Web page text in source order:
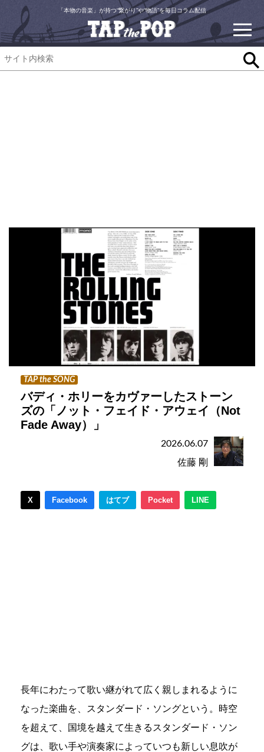
「本物の音楽」が持つ“繋がり”や“物語”を毎日コラム配信
TAP the SONG
バディ・ホリーをカヴァーしたストーン
ズの「ノット・フェイド・アウェイ（Not
Fade Away）」
2026.06.07
佐藤 剛
X Facebook はてブ Pocket LINE
長年にわたって歌い継がれて広く親しまれるように
なった楽曲を、スタンダード・ソングという。時空
を超えて、国境を越えて生きるスタンダード・ソン
グは、歌い手や演奏家によっていつも新しい息吹が